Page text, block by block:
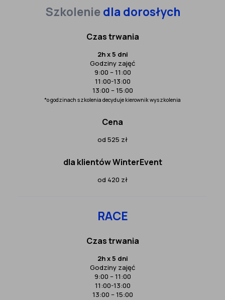
Szkoleniedla dorosłych
Czas trwania
2h x 5 dni
Godziny zajęć
9:00 – 11:00
11:00-13:00
13:00 – 15:00
*o godzinach szkolenia decyduje kierownik wyszkolenia
Cena
od 525 zł
dla klientów WinterEvent
od 420 zł
RACE
Czas trwania
2h x 5 dni
Godziny zajęć
9:00 – 11:00
11:00-13:00
13:00 – 15:00